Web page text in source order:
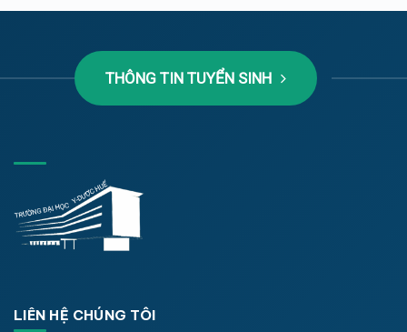
THÔNG TIN TUYỂN SINH
LIÊN HỆ CHÚNG TÔI